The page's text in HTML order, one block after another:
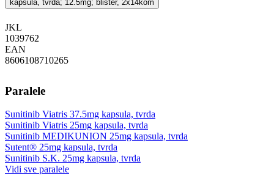
kapsula, tvrda; 12.5mg; blister, 2x14kom
JKL
‍1039762
EAN
8606108710265
Paralele
Sunitinib Viatris 37.5mg kapsula, tvrda
Sunitinib Viatris 25mg kapsula, tvrda
Sunitinib MEDIKUNION 25mg kapsula, tvrda
Sutent® 25mg kapsula, tvrda
Sunitinib S.K. 25mg kapsula, tvrda
Vidi sve paralele